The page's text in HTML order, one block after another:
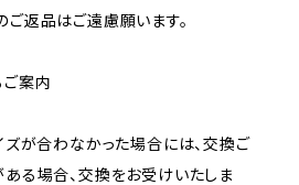
返品はご遠慮願います。
案内
ズが合わなかった場合には、交換ご
る場合、交換をお受けいたしま